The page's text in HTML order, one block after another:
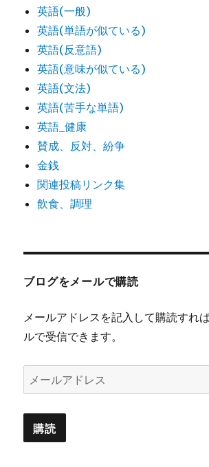
英語(一般)
英語(単語が似ている)
英語(反意語)
英語(意味が似ている)
英語(文法)
英語(苦手な単語)
英語_健康
賛成、反対、紛争
金銭
関連投稿リンク集
飲食、調理
ブログをメールで購読
メールアドレスを記入して購読すれ
ルで受信できます。
メ
ー
ル
ア